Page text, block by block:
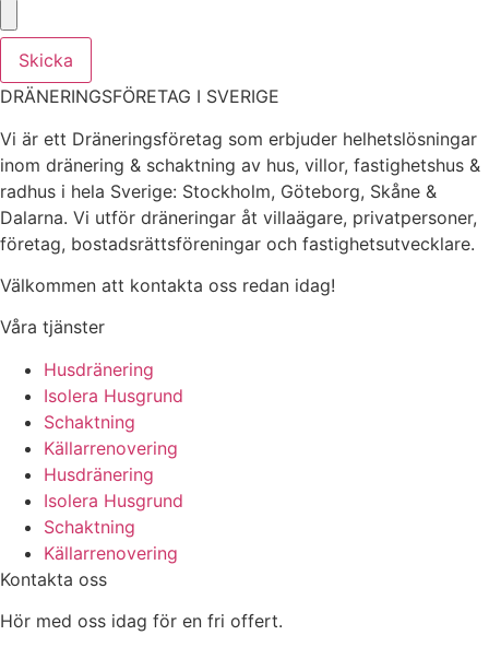
Skicka
DRÄNERINGSFÖRETAG I SVERIGE
Vi är ett Dräneringsföretag som erbjuder helhetslösningar
inom dränering & schaktning av hus, villor, fastighetshus &
radhus i hela Sverige: Stockholm, Göteborg, Skåne &
Dalarna. Vi utför dräneringar åt villaägare, privatpersoner,
företag, bostadsrättsföreningar och fastighetsutvecklare.
Välkommen att kontakta oss redan idag!
Våra tjänster
Husdränering
Isolera Husgrund
Schaktning
Källarrenovering
Husdränering
Isolera Husgrund
Schaktning
Källarrenovering
Kontakta oss
Hör med oss idag för en fri offert.